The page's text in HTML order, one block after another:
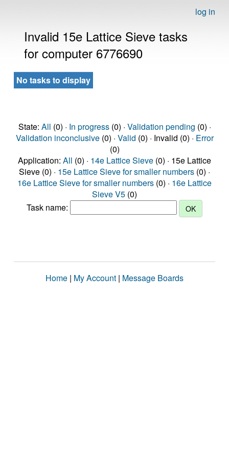
log in
Invalid 15e Lattice Sieve tasks
for computer 6776690
No tasks to display
State: All (0) · In progress(0) · Validation pending (0) ·
Validation inconclusive(0) · Valid (0) · Invalid (0) · Error
(0)
Application: All (0) · 14e Lattice Sieve (0) · 15e Lattice
Sieve (0) · 15e Lattice Sieve for smaller numbers (0) ·
16e Lattice Sieve for smaller numbers (0) · 16e Lattice
Sieve V5 (0)
Task name:
Home | My Account | Message Boards